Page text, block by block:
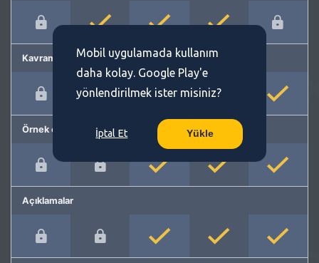
Kavram önerme
Örnek cümleler
Açıklamalar
Mobil uygulamada kullanım
daha kolay. Google Play'e
yönlendirilmek ister misiniz?
İptal Et Yükle